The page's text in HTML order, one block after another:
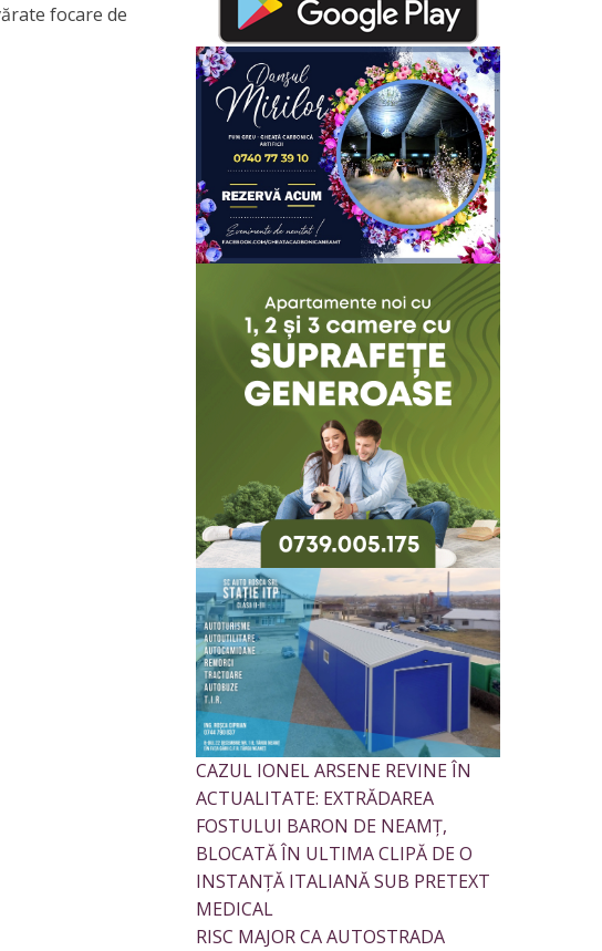
focare de
CAZUL IONEL ARSENE REVINE ÎN
ACTUALITATE: EXTRĂDAREA
FOSTULUI BARON DE NEAMȚ,
BLOCATĂ ÎN ULTIMA CLIPĂ DE O
INSTANȚĂ ITALIANĂ SUB PRETEXT
MEDICAL
RISC MAJOR CA AUTOSTRADA